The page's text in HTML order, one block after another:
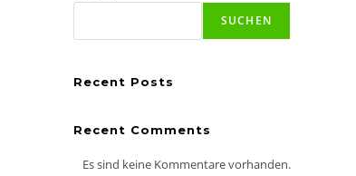
SUCHEN
Recent Posts
Recent Comments
Es sind keine Kommentare vorhanden.